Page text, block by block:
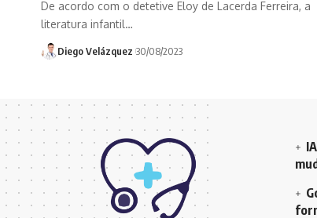
De acordo com o detetive Eloy de Lacerda Ferreira, a
literatura infantil…
Diego Velázquez 30/08/2023